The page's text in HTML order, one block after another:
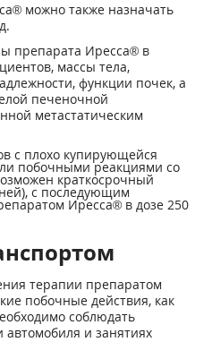
можно также назначать
препарата Иресса® в
массы тела,
функции почек, а
печеночной
метастатическим
с плохо купирующейся
побочными реакциями со
краткосрочный
с последующим
Иресса® в дозе 250
терапии препаратом
побочные действия, как
соблюдать
и занятиях